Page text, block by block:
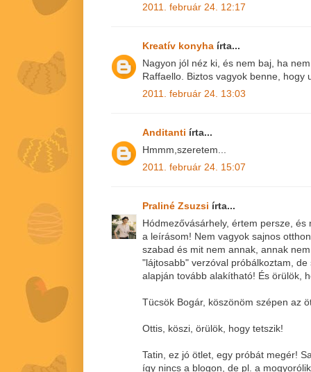
2011. február 24. 12:17
Kreatív konyha írta...
Nagyon jól néz ki, és nem baj, ha
Raffaello. Biztos vagyok benne, hogy
2011. február 24. 13:03
Anditanti írta...
Hmmm,szeretem...
2011. február 24. 15:07
Praliné Zsuzsi írta...
Hódmezővásárhely, értem persze,
a leírásom! Nem vagyok sajnos
szabad és mit nem annak, annak
"lájtosabb" verzóval próbálkoztam,
alapján tovább alakítható! És örülök,
Tücsök Bogár, köszönöm szépen az
Ottis, köszi, örülök, hogy tetszik!
Tatin, ez jó ötlet, egy próbát megér!
így nincs a blogon, de pl. a